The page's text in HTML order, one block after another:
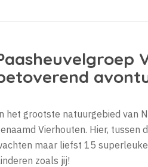
het grootste natuurgebied van
Vierhouten. Hier, tussen
maar liefst 15
zoals jij!